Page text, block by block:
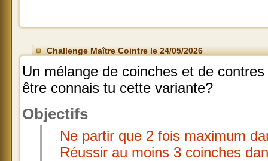
Challenge Maître Cointre le 24/05/2026
Un mélange de coinches et de
être connais tu cette variante?
Objectifs
Ne partir que 2 fois maximum
Réussir au moins 3 coinches